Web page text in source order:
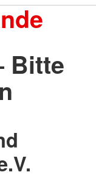
Bitte